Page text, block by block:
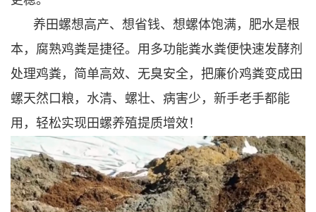
养田螺想高产、想省钱、想螺体饱满，肥水是根
本，腐熟鸡粪是捷径。用多功能粪水粪便快速发酵剂
处理鸡粪，简单高效、无臭安全，把廉价鸡粪变成田
螺天然口粮，水清、螺壮、病害少，新手老手都能
用，轻松实现田螺养殖提质增效！